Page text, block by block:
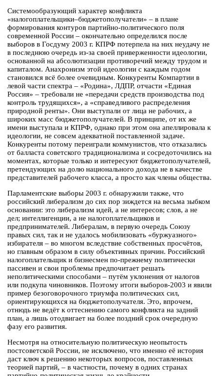
Системообразующий характер конфликта
«налогоплательщики–бюджетополучатели» – в плане
формирования контуров партийно-политического поля
современной России – окончательно определился после
выборов в Госдуму 2003 г. КПРФ потерпела на них неудачу не
в последнюю очередь из-за своей приверженности идеологии,
основанной на абсолютизации противоречий между трудом и
капиталом. Анахронизм этой идеологии с каждым годом
становился всё более очевидным. Конкуренты Компартии в
левой части спектра – «Родина», ЛДПР, отчасти «Единая
Россия» – требовали не «передачи средств производства под
контроль трудящихся», а «справедливого распределения
природной ренты». Они выступали от лица не рабочих, а
широких масс бюджетополучателей. В принципе, от их же
имени выступала и КПРФ, однако при этом она апеллировала к
идеологии, не совсем адекватной поставленной задаче.
Конкуренты потому переиграли коммунистов, что отказались
от балласта советского традиционализма и сосредоточились на
моментах, которые только и интересуют бюджетополучателей,
претендующих на долю национального дохода не в качестве
представителей рабочего класса, а просто как члены общества.
Парламентские выборы 2003 г. обнаружили также, что
российский либерализм до сих пор зиждется на весьма зыбком
основании: это либерализм идей, а не интересов; слов, а не
дел; интеллигенции, а не налогоплательщиков и
предпринимателей. Либералам, в первую очередь Союзу
правых сил, так и не удалось мобилизовать «буржуазного»
избирателя – во многом вследствие собственных просчётов,
но главным образом в силу объективных причин. Российский
налогоплательщик и бизнесмен по-прежнему политически
пассивен и свои проблемы предпочитает решать
неполитическими способами – путём уклонения от налогов
или подкупа чиновников. Поэтому итоги выборов-2003 и явили
пример безоговорочного триумфа политических сил,
ориентирующихся на бюджетополучателя. Это, впрочем,
отнюдь не ведёт к оттеснению самого конфликта на задний
план, а лишь отодвигает на более поздний срок очередную
фазу его развития.
Несмотря на относительную политическую неопытость
постсоветской России, не исключено, что именно её история
даст ключ к решению некоторых вопросов, поставленных
теорией партий, – в частности, почему в одних странах